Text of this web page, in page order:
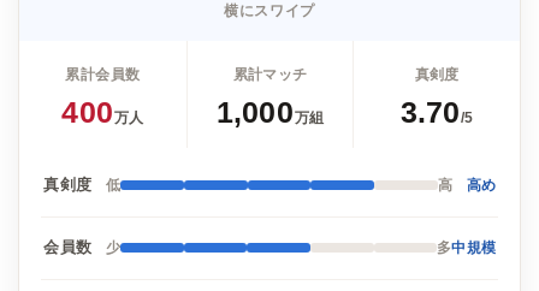
横にスワイプ
累計会員数
400万人
累計マッチ
1,000万組
真剣度
3.70/5
真剣度 低 高 高め
会員数 少 多中規模